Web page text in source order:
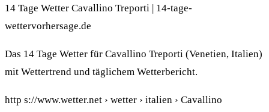
14 Tage Wetter Cavallino Treporti | 14-tage-
wettervorhersage.de
Das 14 Tage Wetter für Cavallino Treporti (Venetien, Italien)
mit Wettertrend und täglichem Wetterbericht.
http s://www.wetter.net › wetter › italien › Cavallino